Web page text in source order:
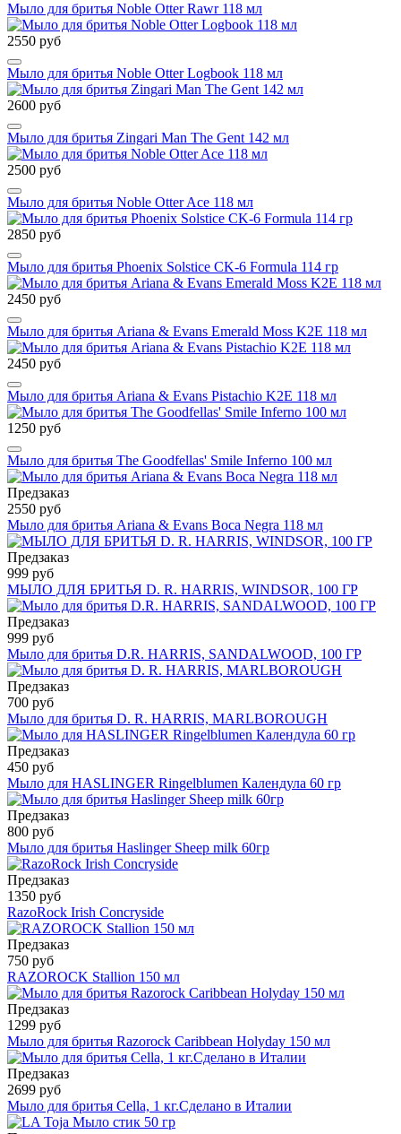
Мыло для бритья Noble Otter Rawr 118 мл
2550 руб
Мыло для бритья Noble Otter Logbook 118 мл
2600 руб
Мыло для бритья Zingari Man The Gent 142 мл
2500 руб
Мыло для бритья Noble Otter Ace 118 мл
2850 руб
Мыло для бритья Phoenix Solstice CK-6 Formula 114 гр
2450 руб
Мыло для бритья Ariana & Evans Emerald Moss K2E 118 мл
2450 руб
Мыло для бритья Ariana & Evans Pistachio K2E 118 мл
1250 руб
Мыло для бритья The Goodfellas' Smile Inferno 100 мл
Предзаказ
2550 руб
Мыло для бритья Ariana & Evans Boca Negra 118 мл
Предзаказ
999 руб
МЫЛО ДЛЯ БРИТЬЯ D. R. HARRIS, WINDSOR, 100 ГР
Предзаказ
999 руб
Мыло для бритья D.R. HARRIS, SANDALWOOD, 100 ГР
Предзаказ
700 руб
Мыло для бритья D. R. HARRIS, MARLBOROUGH
Предзаказ
450 руб
Мыло для HASLINGER Ringelblumen Календула 60 гр
Предзаказ
800 руб
Мыло для бритья Haslinger Sheep milk 60гр
Предзаказ
1350 руб
RazoRock Irish Concryside
Предзаказ
750 руб
RAZOROCK Stallion 150 мл
Предзаказ
1299 руб
Мыло для бритья Razorock Caribbean Holyday 150 мл
Предзаказ
2699 руб
Мыло для бритья Cella, 1 кг.Сделано в Италии